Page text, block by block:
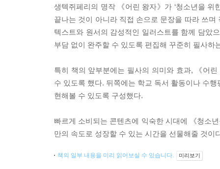
생텍쥐페리의 명작 《어린 왕자》가 ‘청소년을
끝나는 것이 아니라 직접 손으로 문장을 따라 쓰
텍스트와 원서의 감성적인 일러스트를 함께 담았
부담 없이 완주할 수 있도록 편집해 꾸준히 필사하
특히 책의 앞부분에는 필사의 의미와 효과, 《어
수 있도록 했다. 뒤쪽에는 학교 독서 활동이나 수
현해볼 수 있도록 구성했다.
빠르게 소비되는 콘텐츠에 익숙한 시대에 《청소
만의 속도로 성장할 수 있는 시간을 선물해줄 것이
책의 일부 내용을 미리 읽어보실 수 있습니다. 미리보기